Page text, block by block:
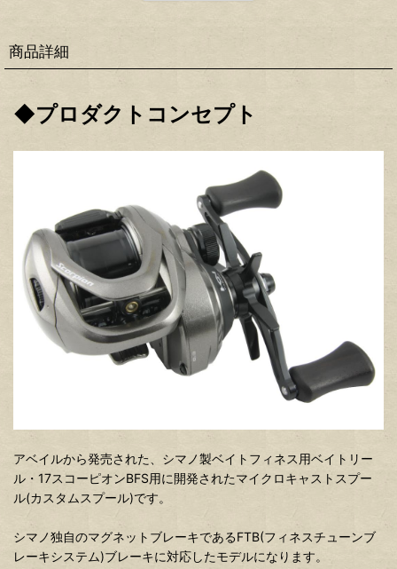
商品詳細
◆プロダクトコンセプト
アベイルから発売された、シマノ製ベイトフィネス用ベイトリー
ル・17スコーピオンBFS用に開発されたマイクロキャストスプー
ル(カスタムスプール)です。
シマノ独自のマグネットブレーキであるFTB(フィネスチューンブ
レーキシステム)ブレーキに対応したモデルになります。